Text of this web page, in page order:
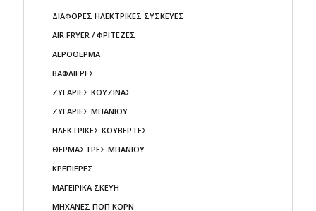
ΔΙΑΦΟΡΕΣ ΗΛΕΚΤΡΙΚΕΣ ΣΥΣΚΕΥΕΣ
AIR FRYER / ΦΡΙΤΕΖΕΣ
ΑΕΡΟΘΕΡΜΑ
ΒΑΦΛΙΕΡΕΣ
ΖΥΓΑΡΙΕΣ ΚΟΥΖΙΝΑΣ
ΖΥΓΑΡΙΕΣ ΜΠΑΝΙΟΥ
ΗΛΕΚΤΡΙΚΕΣ ΚΟΥΒΕΡΤΕΣ
ΘΕΡΜΑΣΤΡΕΣ ΜΠΑΝΙΟΥ
ΚΡΕΠΙΕΡΕΣ
ΜΑΓΕΙΡΙΚΑ ΣΚΕΥΗ
ΜΗΧΑΝΕΣ ΠΟΠ ΚΟΡΝ